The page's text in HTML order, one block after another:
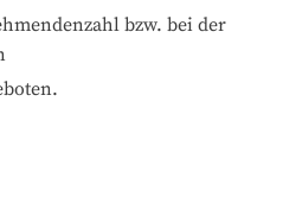
bzw. bei der